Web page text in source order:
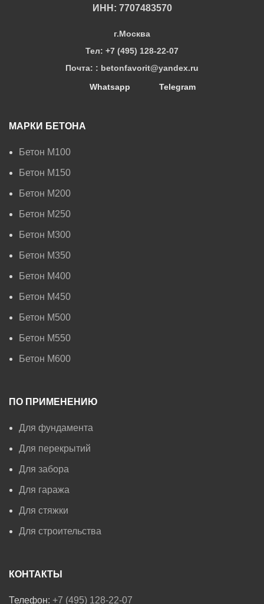
ИНН: 7707483570
г.Москва
Тел: +7 (495) 128-22-07
Почта: : betonfavorit@yandex.ru
Whatsapp
Telegram
МАРКИ БЕТОНА
Бетон М100
Бетон М150
Бетон М200
Бетон М250
Бетон М300
Бетон М350
Бетон М400
Бетон М450
Бетон М500
Бетон М550
Бетон М600
ПО ПРИМЕНЕНИЮ
Для фундамента
Для перекрытий
Для забора
Для гаража
Для стяжки
Для строительства
КОНТАКТЫ
Телефон: +7 (495) 128-22-07